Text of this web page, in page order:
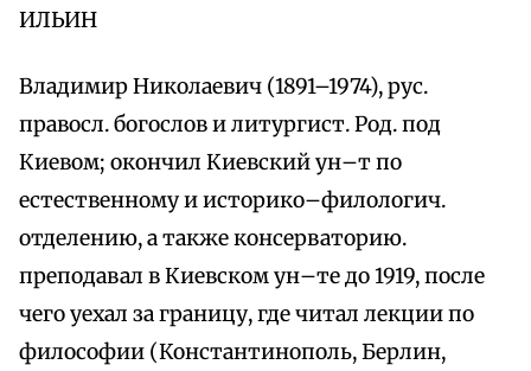
ИЛЬИН
Владимир Николаевич (1891–1974), рус.
правосл. богослов и литургист. Род. под
Киевом; окончил Киевский ун–т по
естественному и историко–филологич.
отделению, а также консерваторию.
преподавал в Киевском ун–те до 1919, после
чего уехал за границу, где читал лекции по
философии (Константинополь, Берлин,